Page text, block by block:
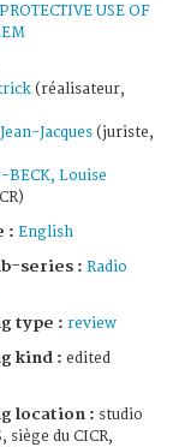
PROTECTIVE USE OF
(réalisateur,
Jacques (juriste,
BECK, Louise
: English
series : Radio
type : review
kind : edited
location : studio
siège du CICR,